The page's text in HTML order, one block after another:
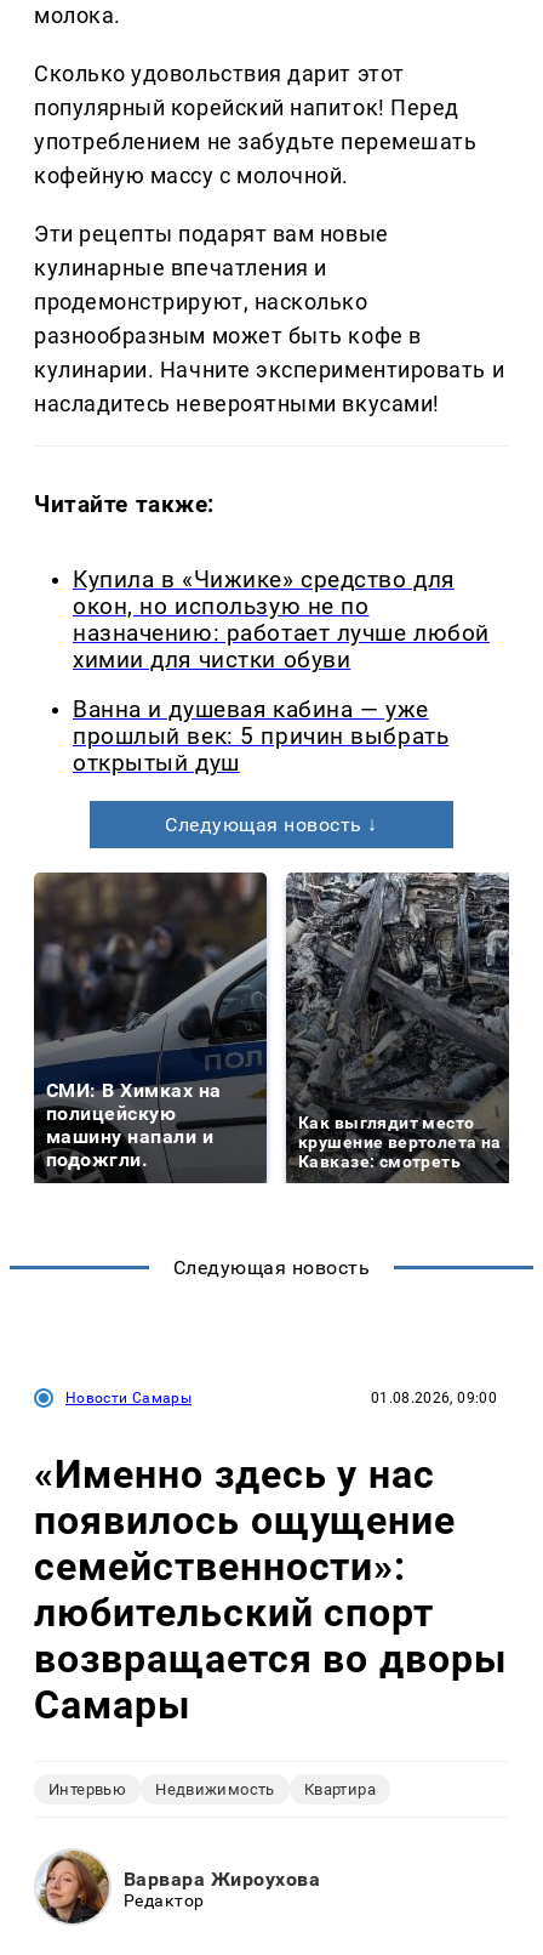
молока.
Сколько удовольствия дарит этот
популярный корейский напиток! Перед
употреблением не забудьте перемешать
кофейную массу с молочной.
Эти рецепты подарят вам новые
кулинарные впечатления и
продемонстрируют, насколько
разнообразным может быть кофе в
кулинарии. Начните экспериментировать и
насладитесь невероятными вкусами!
Читайте также:
Купила в «Чижике» средство для
окон, но использую не по
назначению: работает лучше любой
химии для чистки обуви
Ванна и душевая кабина — уже
прошлый век: 5 причин выбрать
открытый душ
Следующая новость ↓
СМИ: В Химках на
полицейскую
машину напали и
подожгли.
Как выглядит место
крушение вертолета на
Кавказе: смотреть
Следующая новость
Новости Самары 01.08.2026, 09:00
«Именно здесь у нас
появилось ощущение
семейственности»:
любительский спорт
возвращается во дворы
Самары
Интервью Недвижимость Квартира
Варвара Жироухова
Редактор